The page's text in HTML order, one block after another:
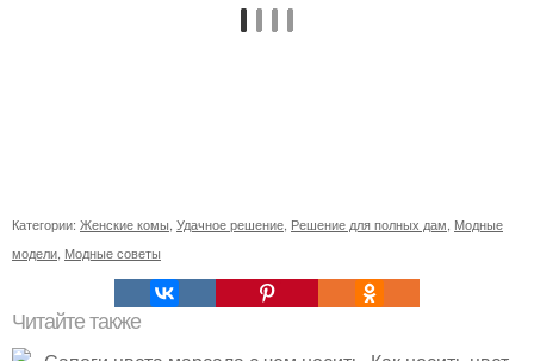
Категории: Женские комы Удачное решение Решение для полных дам Модные
модели Модные советы
Читайте также